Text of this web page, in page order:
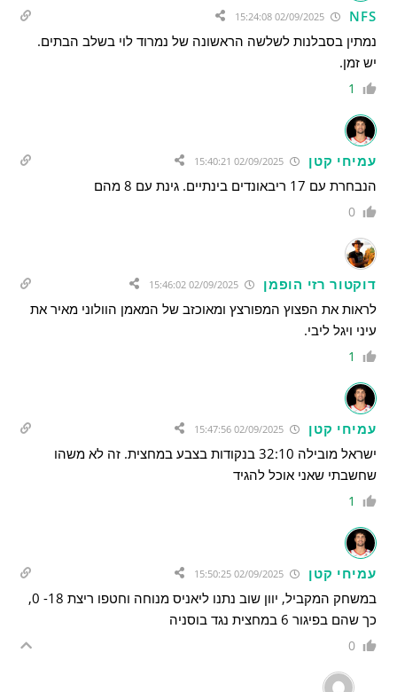
NFS
נמתין בסבלנות לשלשה הראשונה של נמרוד לוי בשלב הבתים.
יש זמן.
1
עמיחי קטן
הנבחרת עם 17 ריבאונדים בינתיים. גינת עם 8 מהם
0
דוקטור רזי הופמן
לראות את הפצוץ המפורצץ ומאוכזב של המאמן הוולוני מאיר את
עיני ויגל ליבי.
1
עמיחי קטן
ישראל מובילה 32:10 בנקודות בצבע במחצית. זה לא משהו
שחשבתי שאני אוכל להגיד
1
עמיחי קטן
במשחק המקביל, יוון שוב נתנו ליאניס מנוחה וחטפו ריצת 18- 0,
כך שהם בפיגור 6 במחצית נגד בוסניה
0